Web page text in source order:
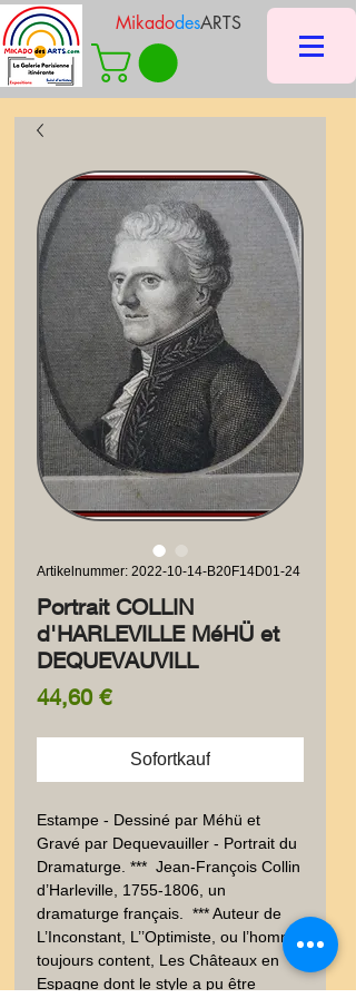
MikadodesARTS
Artikelnummer: 2022-10-14-B20F14D01-24
Portrait COLLIN
d'HARLEVILLE MéHÜ et
DEQUEVAUVILL
44,60 €Preis
Sofortkauf
Estampe - Dessiné par Méhü et
Gravé par Dequevauiller - Portrait du
Dramaturge. ***  Jean-François Collin
d’Harleville, 1755-1806, un
dramaturge français.  *** Auteur de
L’Inconstant, L’’Optimiste, ou l’homme
toujours content, Les Châteaux en
Espagne dont le style a pu être